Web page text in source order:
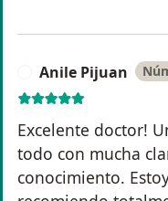
Anile Pijuan
Excelente doctor!
todo con mucha
conocimiento.